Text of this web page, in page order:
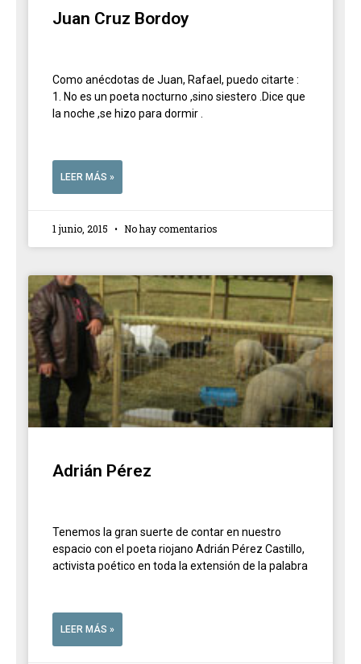
Juan Cruz Bordoy
Como anécdotas de Juan, Rafael, puedo citarte :
1. No es un poeta nocturno ,sino siestero .Dice que
la noche ,se hizo para dormir .
LEER MÁS »
1 junio, 2015 No hay comentarios
Adrián Pérez
Tenemos la gran suerte de contar en nuestro
espacio con el poeta riojano Adrián Pérez Castillo,
activista poético en toda la extensión de la palabra
LEER MÁS »